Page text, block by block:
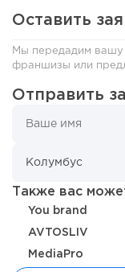
Coffee Way
Оставить
Мы передадим вашу
франшизы или
Отправить
Также вас
You brand
AVTOSLIV
MediaPro